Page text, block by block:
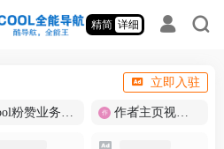
精简 详细
立即入驻
cool粉赞业务商城【爆粉引流】 作者主页视频批量提取